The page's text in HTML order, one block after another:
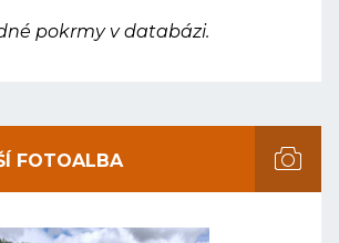
pokrmy v databázi.
FOTOALBA